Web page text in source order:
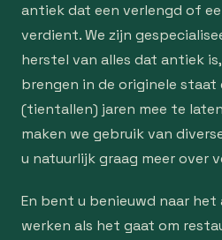
antiek dat een verlengd of
verdient. We zijn
herstel van alles dat antiek
brengen in de originele
(tientallen) jaren mee te
maken we gebruik van
u natuurlijk graag meer over
En bent u benieuwd naar het
werken als het gaat om